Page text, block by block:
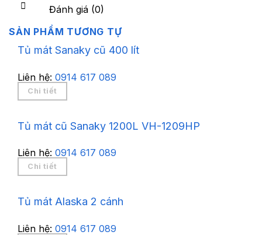
Đánh giá (0)
SẢN PHẨM TƯƠNG TỰ
Tủ mát Sanaky cũ 400 lít
Liên hệ: 0914 617 089
Chi tiết
Tủ mát cũ Sanaky 1200L VH-1209HP
Liên hệ: 0914 617 089
Chi tiết
Tủ mát Alaska 2 cánh
Liên hệ: 0914 617 089